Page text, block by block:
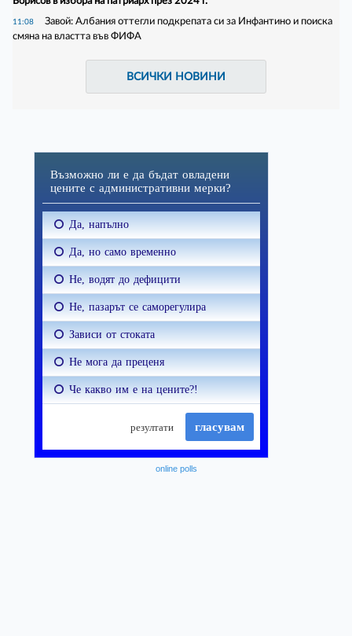
11:08
Завой: Албания оттегли подкрепата си за Инфантино и поиска
смяна на властта във ФИФА
ВСИЧКИ НОВИНИ
online polls